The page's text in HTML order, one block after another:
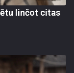
linčot citas